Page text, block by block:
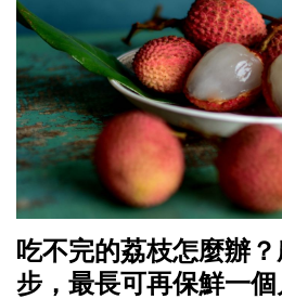
吃不完的荔枝怎麼辦
步，最長可再保鮮一個